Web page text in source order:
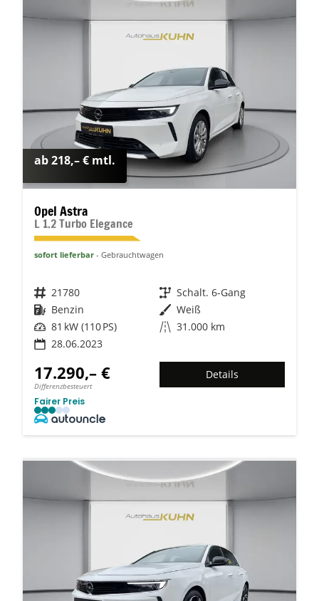
ab 218,– € mtl.
Opel Astra
L 1.2 Turbo Elegance
sofort lieferbar Gebrauchtwagen
Fahrzeugnr. 21780 Getriebe Schalt. 6-Gang
Kraftstoff Benzin Außenfarbe Weiß
Leistung 81 kW (110 PS) Kilometerstand 31.000 km
28.06.2023
17.290,– €
Differenzbesteuert
Details
Fairer Preis